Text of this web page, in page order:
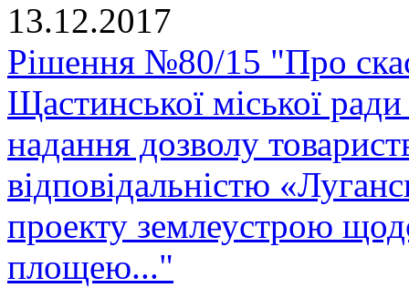
13.12.2017
Рішення №80/15 "Про
Щастинської міської
надання дозволу
відповідальністю
проекту землеустрою
площею..."